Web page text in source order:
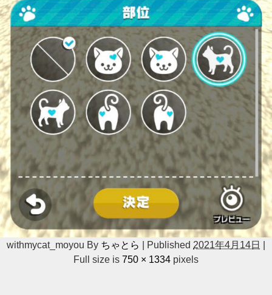
withmycat_moyou By ちゃとら Published 2021年4月14日
Full size is 750 × 1334 pixels